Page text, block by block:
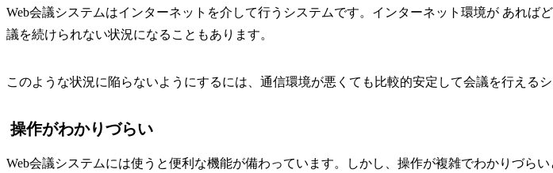
Web会議システムはインターネットを介して行うシステムです。インターネット環境が あれ
議を続けられない状況になることもあります。
このような状況に陥らないようにするには、通信環境が悪くても比較的安定して会議を行える
操作がわかりづらい
Web会議システムには使うと便利な機能が備わっています。しかし、操作が複雑でわかりづら